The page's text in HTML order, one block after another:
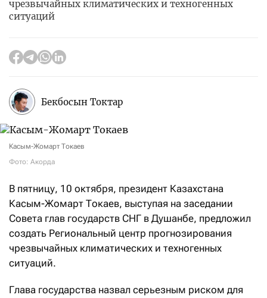
чрезвычайных климатических и техногенных
ситуаций
Бекбосын Токтар
Касым-Жомарт Токаев
Фото: Акорда
В пятницу, 10 октября, президент Казахстана
Касым-Жомарт Токаев, выступая на заседании
Совета глав государств СНГ в Душанбе, предложил
создать Региональный центр прогнозирования
чрезвычайных климатических и техногенных
ситуаций.
Глава государства назвал серьезным риском для